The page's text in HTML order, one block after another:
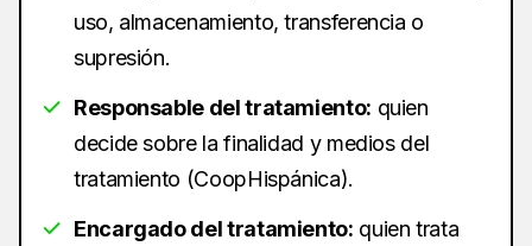
uso, almacenamiento, transferencia o
supresión.
Responsable del tratamiento: quien
decide sobre la finalidad y medios del
tratamiento (CoopHispánica).
Encargado del tratamiento: quien trata